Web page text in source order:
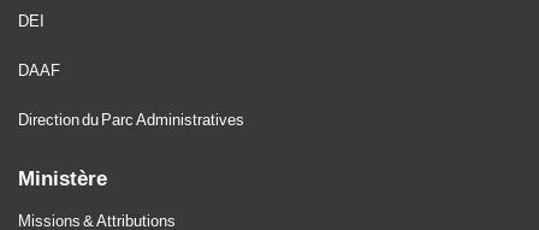
DEI
DAAF
Direction du Parc Administratives
Ministère
Missions & Attributions